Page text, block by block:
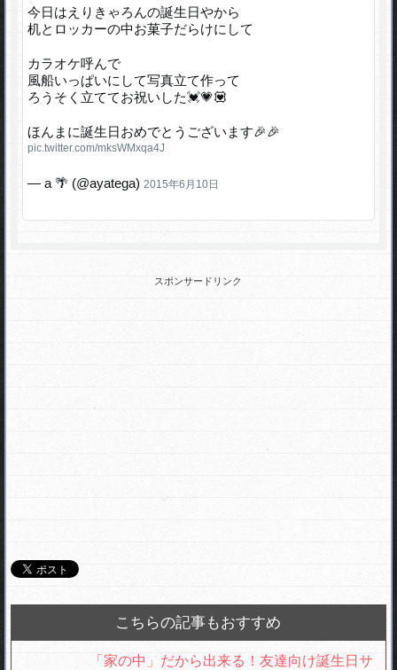
今日はえりきゃろんの誕生日やから
机とロッカーの中お菓子だらけにして
カラオケ呼んで
風船いっぱいにして写真立て作って
ろうそく立ててお祝いした💓💗💟
ほんまに誕生日おめでとうございます🎉🎉
pic.twitter.com/mksWMxqa4J
— a 🌴 (@ayatega) 2015年6月10日
スポンサードリンク
こちらの記事もおすすめ
「家の中」だから出来る！友達向け誕生日サ